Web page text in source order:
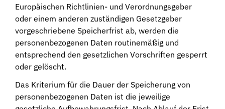
Europäischen Richtlinien- und Verordnungsgeber
oder einem anderen zuständigen Gesetzgeber
vorgeschriebene Speicherfrist ab, werden die
personenbezogenen Daten routinemäßig und
entsprechend den gesetzlichen Vorschriften gesperrt
oder gelöscht.
Das Kriterium für die Dauer der Speicherung von
personenbezogenen Daten ist die jeweilige